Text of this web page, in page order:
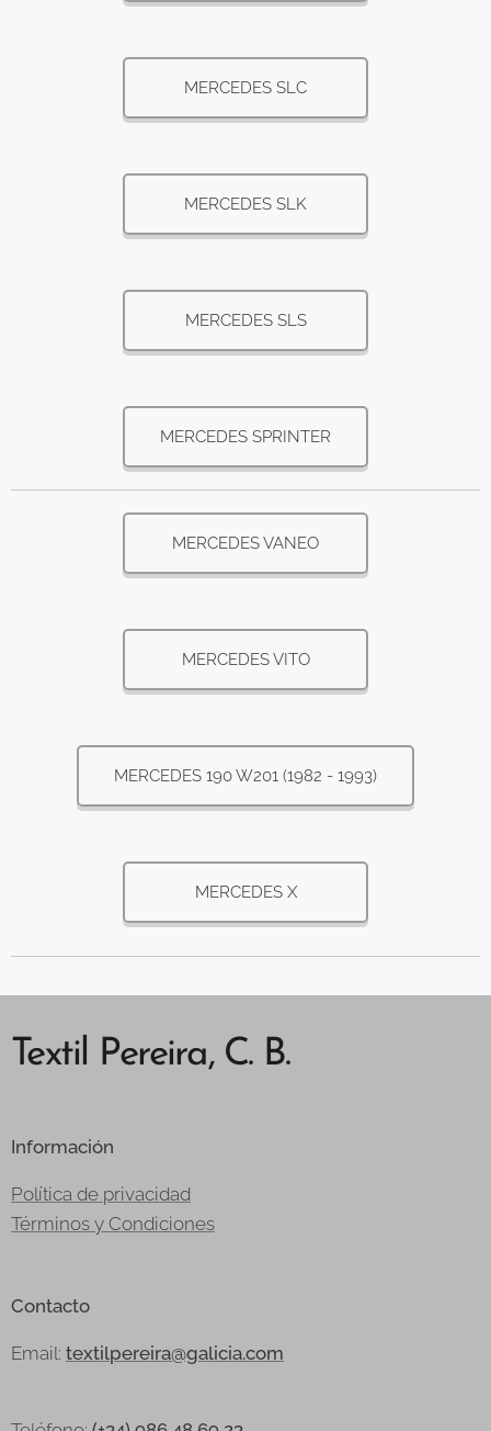
MERCEDES SLC
MERCEDES SLK
MERCEDES SLS
MERCEDES SPRINTER
MERCEDES VANEO
MERCEDES VITO
MERCEDES 190 W201 (1982 - 1993)
MERCEDES X
Textil Pereira, C. B.
Información
Política de privacidad
Términos y Condiciones
Contacto
Email: textilpereira@galicia.com